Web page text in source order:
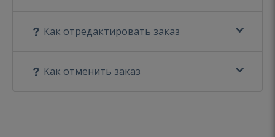
Как отредактировать заказ
Как отменить заказ